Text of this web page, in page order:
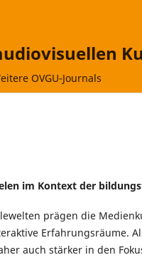
OVGU-Journals
im Kontext der
prägen die
Erfahrungsräume.
auch stärker in den